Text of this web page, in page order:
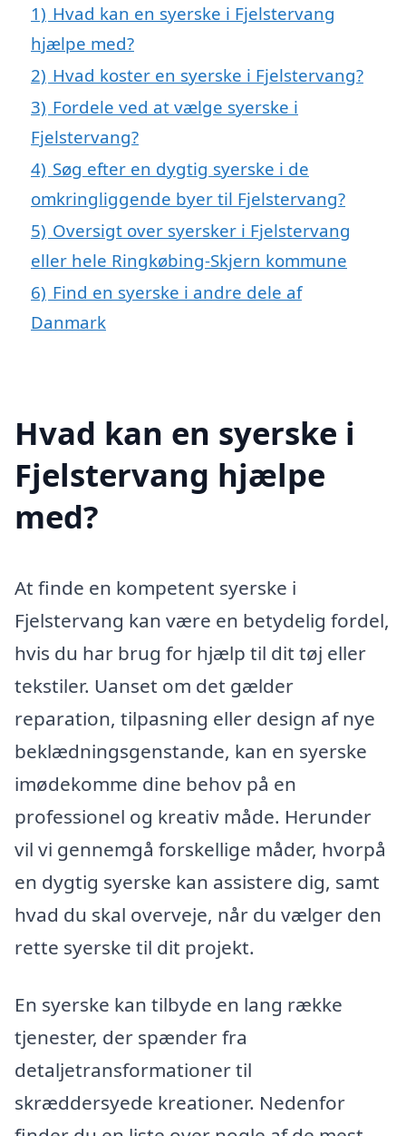
1) Hvad kan en syerske i Fjelstervang
hjælpe med?
2) Hvad koster en syerske i Fjelstervang?
3) Fordele ved at vælge syerske i
Fjelstervang?
4) Søg efter en dygtig syerske i de
omkringliggende byer til Fjelstervang?
5) Oversigt over syersker i Fjelstervang
eller hele Ringkøbing-Skjern kommune
6) Find en syerske i andre dele af
Danmark
Hvad kan en syerske i
Fjelstervang hjælpe
med?
At finde en kompetent syerske i
Fjelstervang kan være en betydelig fordel,
hvis du har brug for hjælp til dit tøj eller
tekstiler. Uanset om det gælder
reparation, tilpasning eller design af nye
beklædningsgenstande, kan en syerske
imødekomme dine behov på en
professionel og kreativ måde. Herunder
vil vi gennemgå forskellige måder, hvorpå
en dygtig syerske kan assistere dig, samt
hvad du skal overveje, når du vælger den
rette syerske til dit projekt.
En syerske kan tilbyde en lang række
tjenester, der spænder fra
detaljetransformationer til
skræddersyede kreationer. Nedenfor